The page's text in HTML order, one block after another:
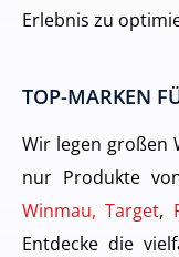
Erlebnis zu
TOP-MARKEN
Wir legen großen
nur Produkte
Winmau, Target,
Entdecke die